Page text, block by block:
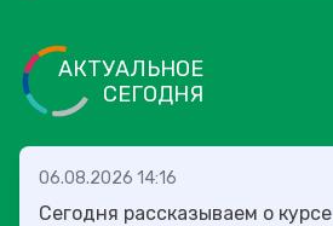
АКТУАЛЬНОЕ
СЕГОДНЯ
06.08.2026 14:16
Сегодня рассказываем о курсе